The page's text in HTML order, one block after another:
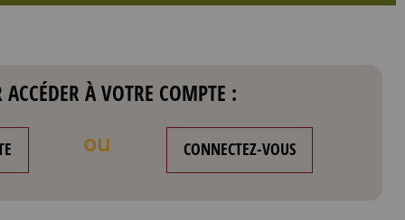
ACCÉDER À VOTRE COMPTE :
ou CONNECTEZ-VOUS